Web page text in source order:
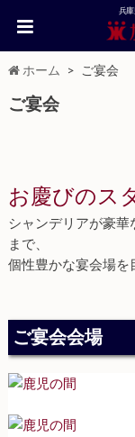
兵
ホーム ご宴会
ご宴会
お慶びのス
シャンデリアが豪
まで、
個性豊かな宴会場を
ご宴会会場